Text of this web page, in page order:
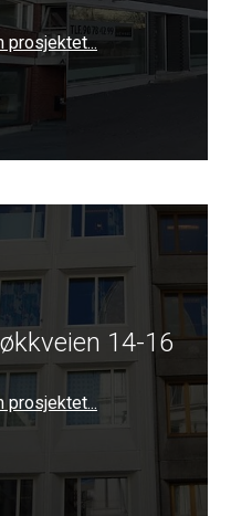
prosjektet...
14-16
prosjektet...